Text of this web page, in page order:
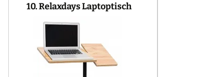
10. Relaxdays Laptoptisch